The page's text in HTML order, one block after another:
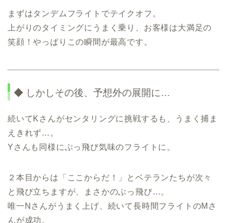
まずはタンデムフライトでテイクオフ。
上がりのタイミングにうまく乗り、お客様は大満足の
笑顔！やっぱりこの瞬間が最高です。
◆ しかしその後、予想外の展開に…
続いてKさんがセンタリングに挑戦するも、うまく捕ま
えきれず…。
Yさんも同様にぶっ飛び気味のフライトに。
２本目からは「ここからだ！」とベテランたちが次々
と飛び立ちますが、まさかのぶっ飛び…。
唯一Nさんがうまく上げ、続いて長時間フライトのMさ
んが成功。